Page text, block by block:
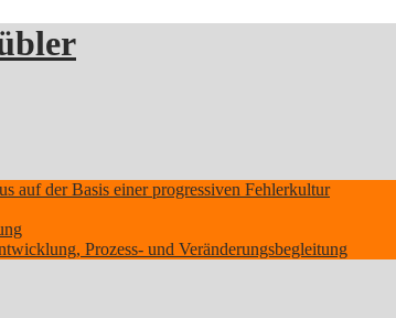
auf der Basis einer progressiven Fehlerkultur
Prozess- und Veränderungsbegleitung